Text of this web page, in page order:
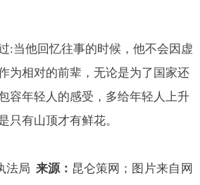
:当他回忆往事的时候，他不会因虚
为相对的前辈，无论是为了国家还
容年轻人的感受，多给年轻人上升
只有山顶才有鲜花。
法局 来源： 昆仑策网 ； 图片来自网